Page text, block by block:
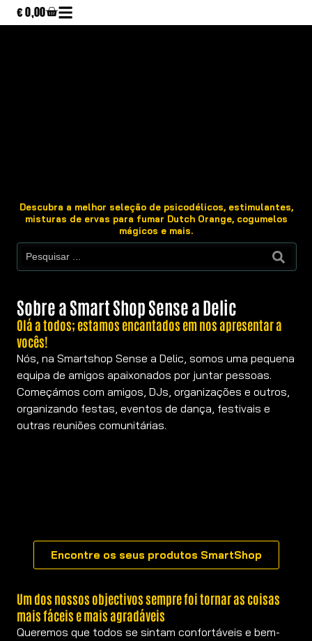
€0,00
Descubra a melhor seleção de psicodélicos, estimulantes,
misturas de ervas para fumar Dutch Orange, cogumelos
mágicos e mais.
Sobre a Smart Shop Sense a Delic
Olá a todos; estamos encantados em nos apresentar a
vocês!
Nós, na Smartshop Sense a Delic, somos uma pequena
equipa de amigos apaixonados por juntar pessoas.
Começámos com amigos, DJs, organizações e outros,
organizando festas, eventos de dança, festivais e
outras reuniões comunitárias.
Encontre os seus produtos SmartShop
Um dos nossos objectivos sempre foi tornar as coisas
mais fáceis e mais agradáveis
Queremos que todos se sintam confortáveis e bem-